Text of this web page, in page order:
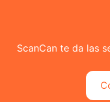
ScanCan te da las